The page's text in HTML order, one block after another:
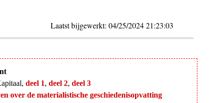
Laatst bijgewerkt: 04/25/2024 21:23:03
deel 1,deel 2,deel 3
over de materialistische geschiedenisopvatting